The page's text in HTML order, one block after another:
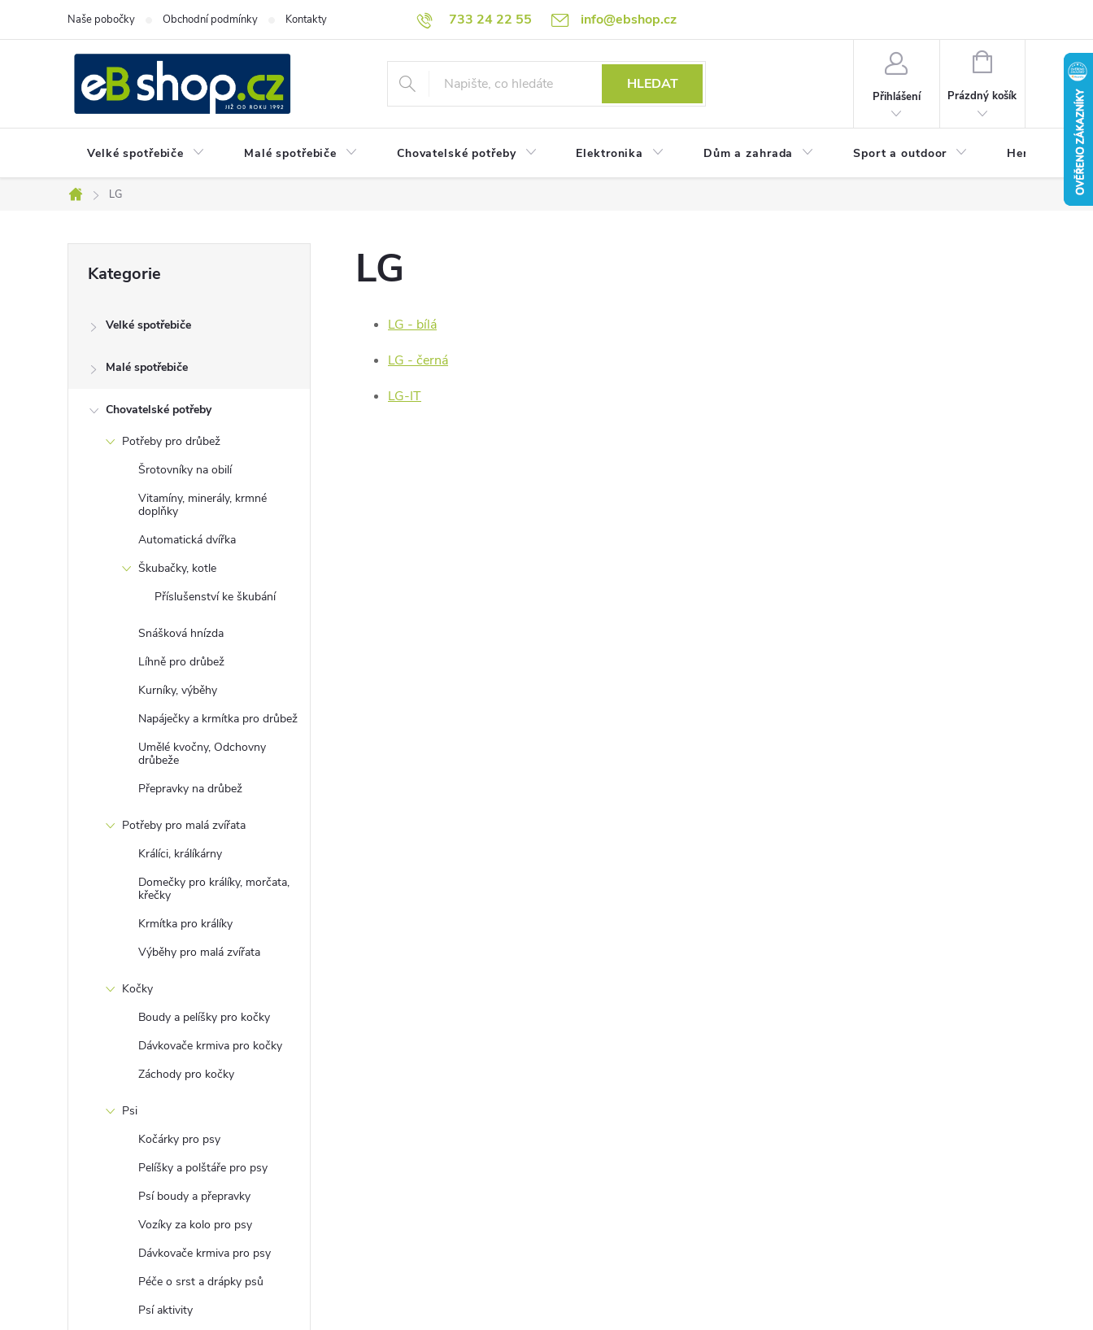
733 24 22 55 info@ebshop.cz
Naše pobočky Obchodní podmínky Kontakty
HLEDAT
Přihlášení
NÁKUPNÍ
Prázdný košík
Velké spotřebiče Malé spotřebiče Chovatelské potřeby Elektronika Dům a zahrada Sport a outdoor Herní zóna
Domů
LG
kategorie
Kategorie
Velké spotřebiče
Malé spotřebiče
Chovatelské potřeby
Potřeby pro drůbež
Šrotovníky na obilí
Vitamíny, minerály, krmné
doplňky
Automatická dvířka
Škubačky, kotle
Příslušenství ke škubání
Snášková hnízda
Líhně pro drůbež
Kurníky, výběhy
Napáječky a krmítka pro drůbež
Umělé kvočny, Odchovny
drůbeže
Přepravky na drůbež
Potřeby pro malá zvířata
Králíci, králíkárny
Domečky pro králíky, morčata,
křečky
Krmítka pro králíky
Výběhy pro malá zvířata
Kočky
Boudy a pelíšky pro kočky
Dávkovače krmiva pro kočky
Záchody pro kočky
Psi
Kočárky pro psy
Pelíšky a polštáře pro psy
Psí boudy a přepravky
Vozíky za kolo pro psy
Dávkovače krmiva pro psy
Péče o srst a drápky psů
Psí aktivity
LG
LG - bílá
LG - černá
LG-IT